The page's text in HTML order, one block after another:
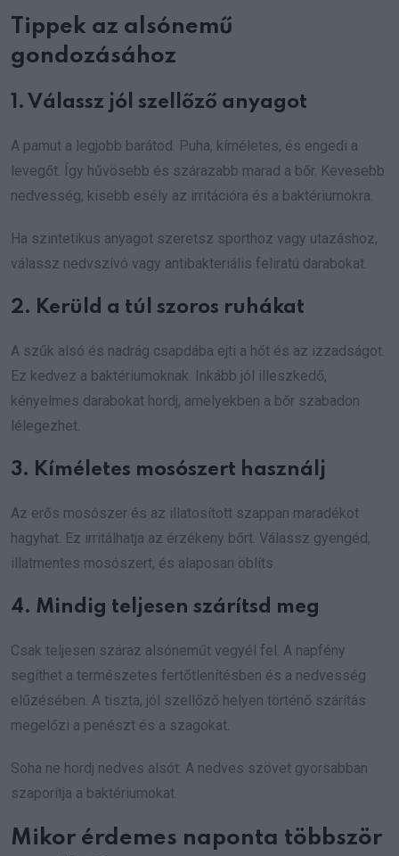
Tippek az alsónemű
gondozásához
1. Válassz jól szellőző anyagot
A pamut a legjobb barátod. Puha, kíméletes, és engedi a
levegőt. Így hűvösebb és szárazabb marad a bőr. Kevesebb
nedvesség, kisebb esély az irritációra és a baktériumokra.
Ha szintetikus anyagot szeretsz sporthoz vagy utazáshoz,
válassz nedvszívó vagy antibakteriális feliratú darabokat.
2. Kerüld a túl szoros ruhákat
A szűk alsó és nadrág csapdába ejti a hőt és az izzadságot.
Ez kedvez a baktériumoknak. Inkább jól illeszkedő,
kényelmes darabokat hordj, amelyekben a bőr szabadon
lélegezhet.
3. Kíméletes mosószert használj
Az erős mosószer és az illatosított szappan maradékot
hagyhat. Ez irritálhatja az érzékeny bőrt. Válassz gyengéd,
illatmentes mosószert, és alaposan öblíts.
4. Mindig teljesen szárítsd meg
Csak teljesen száraz alsóneműt vegyél fel. A napfény
segíthet a természetes fertőtlenítésben és a nedvesség
elűzésében. A tiszta, jól szellőző helyen történő szárítás
megelőzi a penészt és a szagokat.
Soha ne hordj nedves alsót. A nedves szövet gyorsabban
szaporítja a baktériumokat.
Mikor érdemes naponta többször